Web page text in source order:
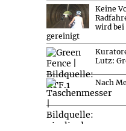
Keine
wird bei
gereinigt
Lutz:
Nach